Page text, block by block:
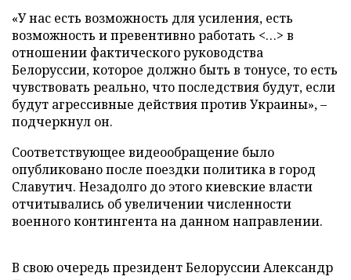
«У нас есть возможность для усиления, есть
возможность и превентивно работать <…> в
отношении фактического руководства
Белоруссии, которое должно быть в тонусе, то есть
чувствовать реально, что последствия будут, если
будут агрессивные действия против Украины», –
подчеркнул он.
Соответствующее видеообращение было
опубликовано после поездки политика в город
Славутич. Незадолго до этого киевские власти
отчитывались об увеличении численности
военного контингента на данном направлении.
В свою очередь президент Белоруссии Александр